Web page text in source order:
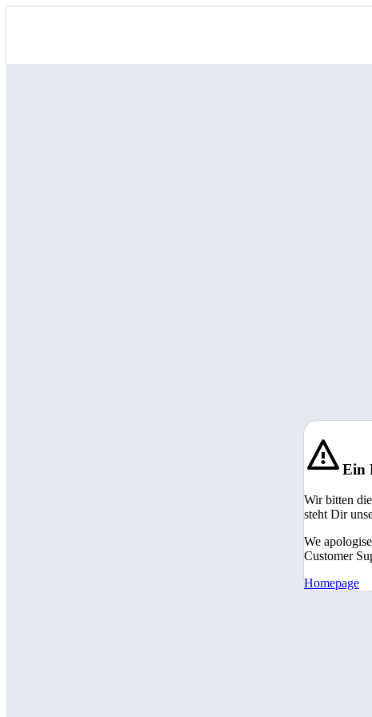
Ein
Wir bitten
steht Dir
We
Customer
Homepage